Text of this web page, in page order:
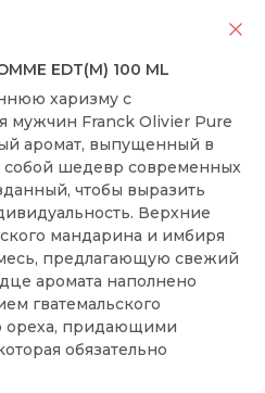
EDT(M) 100 ML
харизму с
мужчин Franck Olivier Pure
аромат, выпущенный в
собой шедевр современных
чтобы выразить
Верхние
мандарина и имбиря
предлагающую свежий
аромата наполнено
гватемальского
ореха, придающими
обязательно